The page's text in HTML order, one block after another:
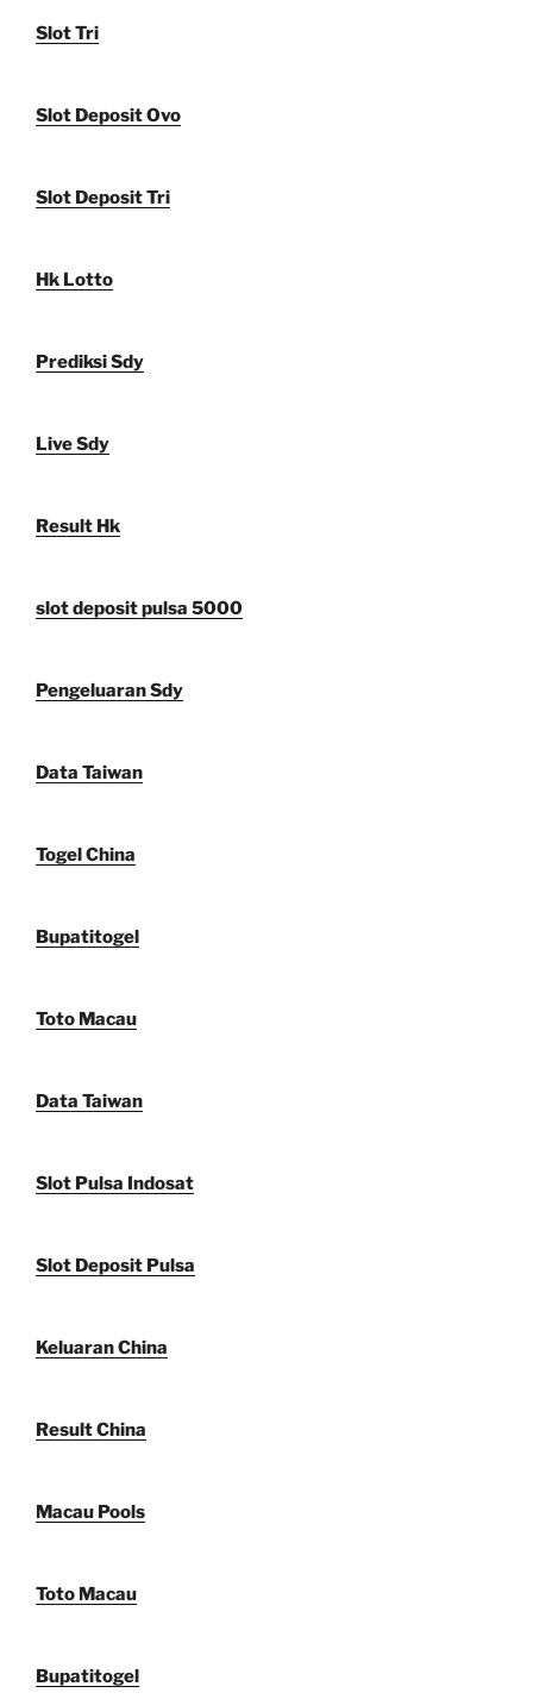
Slot Tri
Slot Deposit Ovo
Slot Deposit Tri
Hk Lotto
Prediksi Sdy
Live Sdy
Result Hk
slot deposit pulsa 5000
Pengeluaran Sdy
Data Taiwan
Togel China
Bupatitogel
Toto Macau
Data Taiwan
Slot Pulsa Indosat
Slot Deposit Pulsa
Keluaran China
Result China
Macau Pools
Toto Macau
Bupatitogel